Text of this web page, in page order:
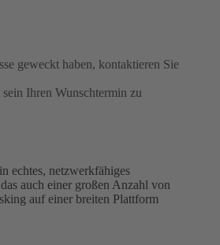
geweckt haben, kontaktieren Sie
Ihren Wunschtermin zu
echtes, netzwerkfähiges
auch einer großen Anzahl von
auf einer breiten Plattform